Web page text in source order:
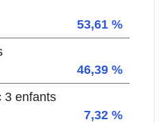
53,61 %
46,39 %
3 enfants
7,32 %